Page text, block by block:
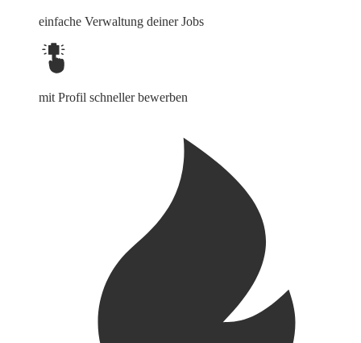
einfache Verwaltung deiner Jobs
mit Profil schneller bewerben